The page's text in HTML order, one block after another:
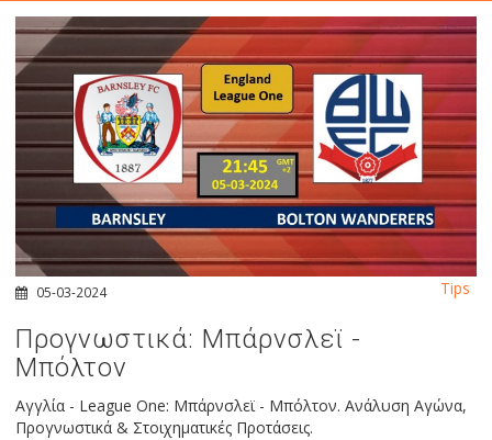
05-03-2024
Προγνωστικά: Μπάρνσλεϊ -
Μπόλτον
Αγγλία - League One: Μπάρνσλεϊ - Μπόλτον. Ανάλυση Αγώνα,
Προγνωστικά & Στοιχηματικές Προτάσεις.
Tips